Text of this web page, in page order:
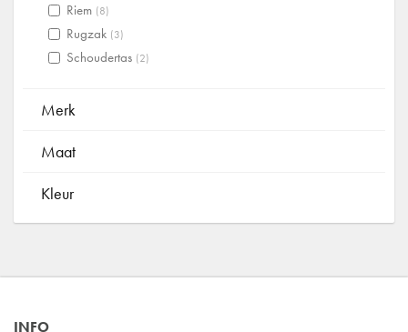
Riem (8)
Rugzak (3)
Schoudertas (2)
Merk
Maat
Kleur
INFO